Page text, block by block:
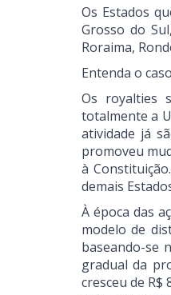
Os Estados
Grosso do
Roraima,
Entenda o caso
Os royalties
totalmente a
atividade já
promoveu
à
demais
À época das
modelo de
baseando-se
gradual da
cresceu de R$